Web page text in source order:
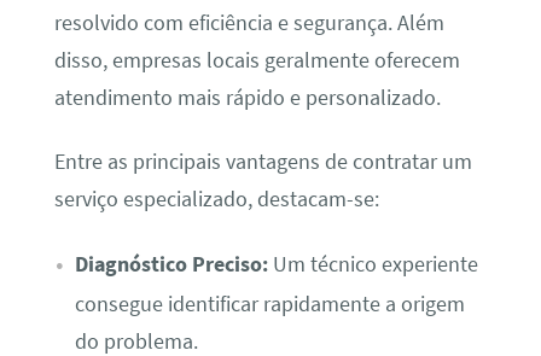
resolvido com eficiência e segurança. Além
disso, empresas locais geralmente oferecem
atendimento mais rápido e personalizado.
Entre as principais vantagens de contratar um
serviço especializado, destacam-se:
Diagnóstico Preciso:Um técnico experiente
consegue identificar rapidamente a origem
do problema.